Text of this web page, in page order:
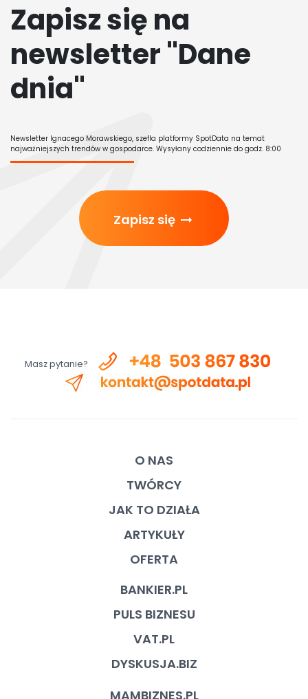
Zapisz się na
newsletter "Dane
dnia"
Newsletter Ignacego Morawskiego, szefla platformy SpotData na temat
najważniejszych trendów w gospodarce. Wysyłany codziennie do godz. 8:00
Zapisz się arrow_right_alt
Masz pytanie?
O NAS
TWÓRCY
JAK TO DZIAŁA
ARTYKUŁY
OFERTA
BANKIER.PL
PULS BIZNESU
VAT.PL
DYSKUSJA.BIZ
MAMBIZNES.PL